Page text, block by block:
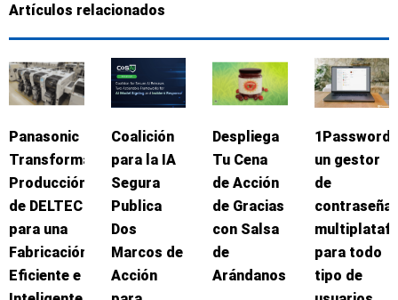
Artículos relacionados
Panasonic
Transforma
Producción
de DELTEC
para una
Fabricación
Eficiente e
Coalición
para la IA
Segura
Publica
Dos
Marcos de
Acción
Despliega
Tu Cena
de Acción
de Gracias
con Salsa
de
Arándanos
1Password:
un gestor
de
para todo
tipo de